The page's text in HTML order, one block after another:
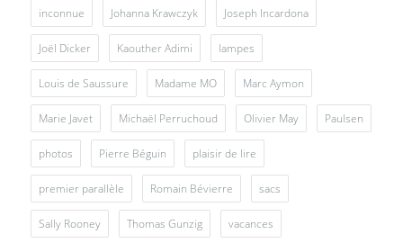
inconnue Johanna Krawczyk Joseph Incardona
Joël Dicker Kaouther Adimi lampes
Louis de Saussure Madame MO Marc Aymon
Marie Javet Michaël Perruchoud Olivier May Paulsen
photos Pierre Béguin plaisir de lire
premier parallèle Romain Bévierre sacs
Sally Rooney Thomas Gunzig vacances